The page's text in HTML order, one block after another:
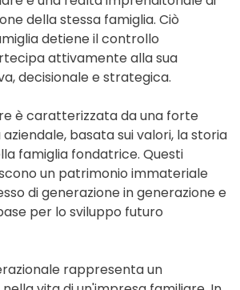
della stessa famiglia. Ciò
detiene il controllo
attivamente alla sua
decisionale e strategica.
è caratterizzata da una forte
basata sui valori, la storia
famiglia fondatrice. Questi
un patrimonio immateriale
di generazione in generazione e
per lo sviluppo futuro
rappresenta un